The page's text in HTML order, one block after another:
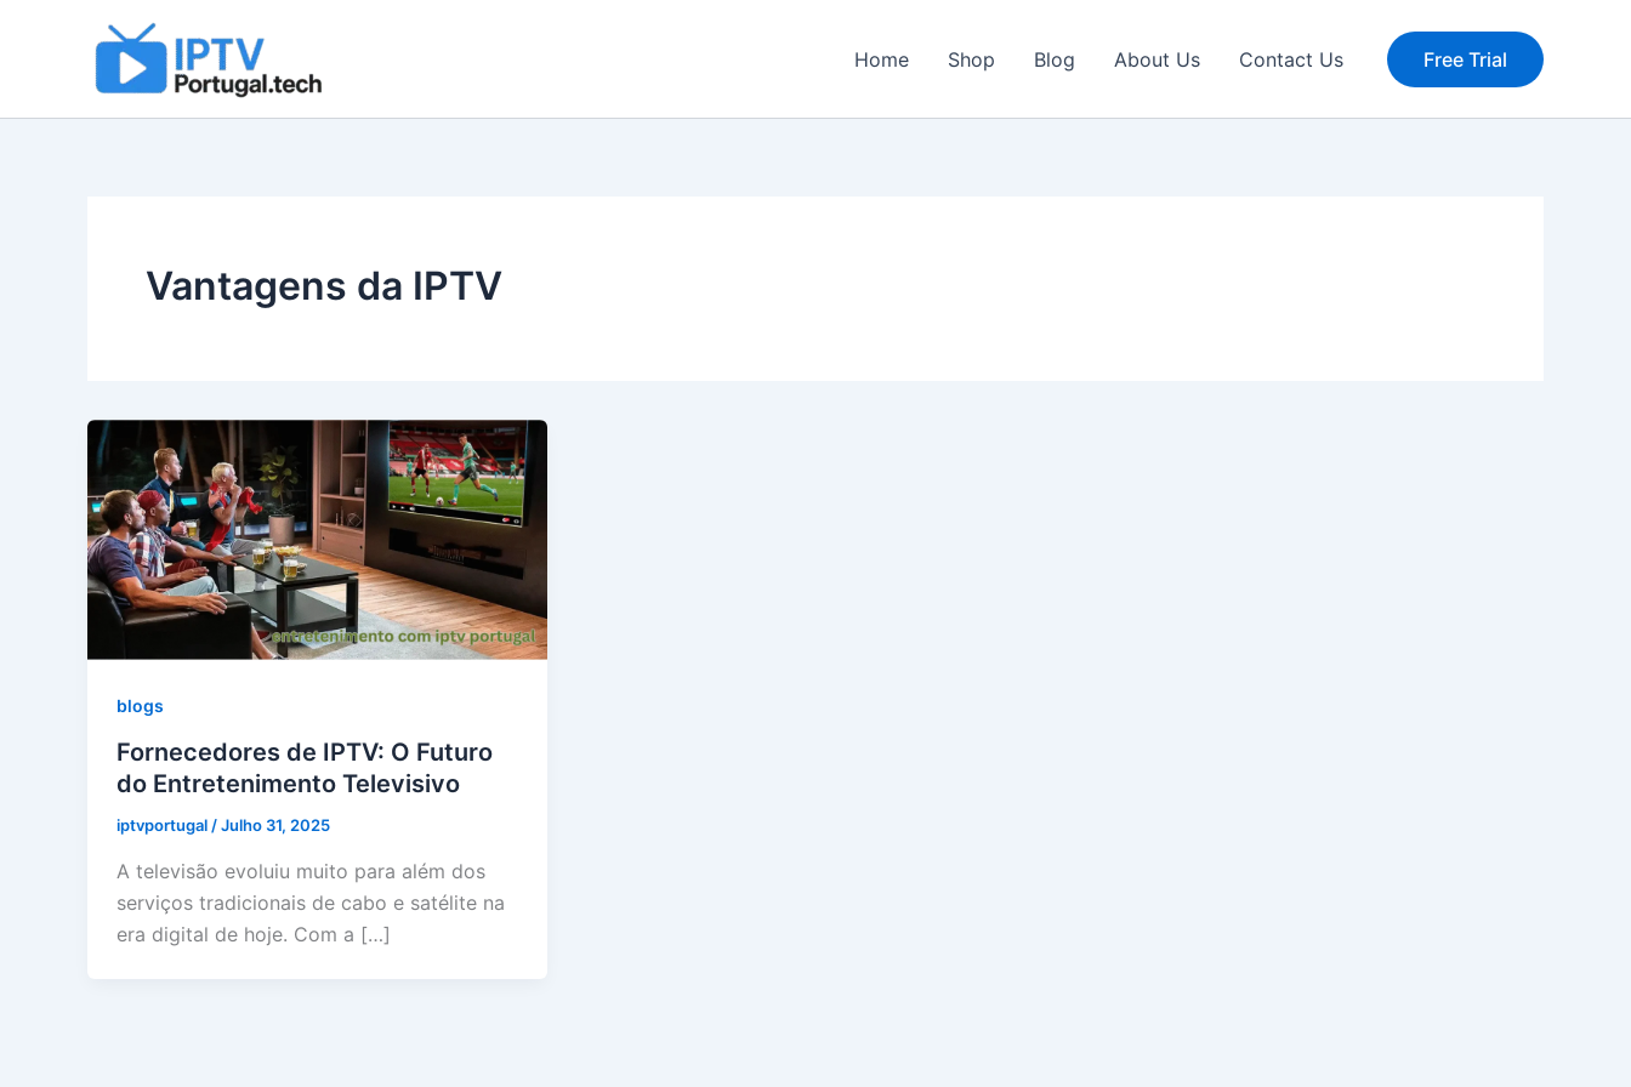
Home Shop Blog About Us Contact Us Free Trial
Vantagens da IPTV
blogs
Fornecedores de IPTV: O Futuro
do Entretenimento Televisivo
iptvportugal /Julho 31, 2025
A televisão evoluiu muito para além dos
serviços tradicionais de cabo e satélite na
era digital de hoje. Com a […]